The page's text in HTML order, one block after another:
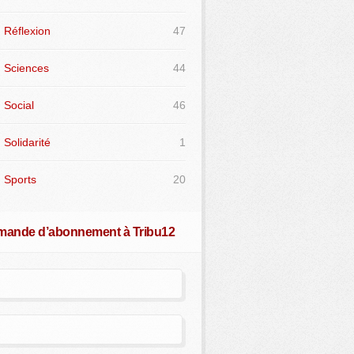
Réflexion 47
Sciences 44
Social 46
Solidarité 1
Sports 20
d’abonnement à Tribu12